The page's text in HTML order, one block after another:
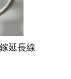
延長線